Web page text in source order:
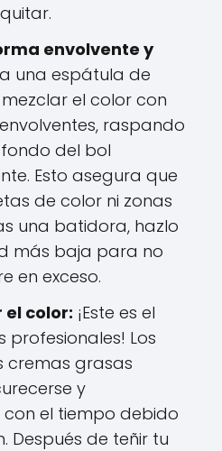
envolvente y
una espátula de
el color con
raspando
del bol
Esto asegura que
de color ni zonas
una batidora, hazlo
más baja para no
en exceso.
el color: ¡Este es el
profesionales! Los
cremas grasas
y
el tiempo debido
Después de teñir tu